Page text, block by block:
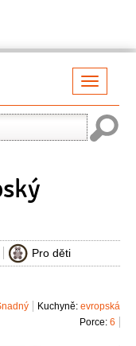
Pro děti
Kuchyně: evropská
Porce: 6